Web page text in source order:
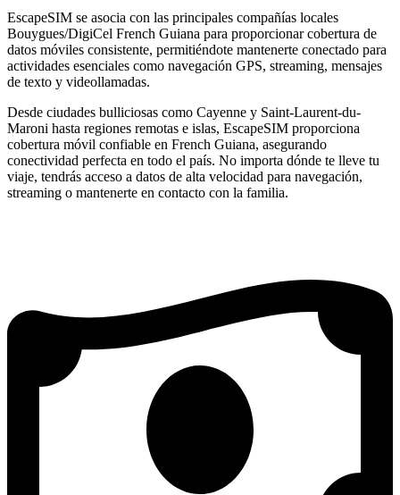
EscapeSIM se asocia con las principales compañías locales
Bouygues/DigiCel French Guiana para proporcionar cobertura de
datos móviles consistente, permitiéndote mantenerte conectado para
actividades esenciales como navegación GPS, streaming, mensajes
de texto y videollamadas.
Desde ciudades bulliciosas como Cayenne y Saint-Laurent-du-
Maroni hasta regiones remotas e islas, EscapeSIM proporciona
cobertura móvil confiable en French Guiana, asegurando
conectividad perfecta en todo el país. No importa dónde te lleve tu
viaje, tendrás acceso a datos de alta velocidad para navegación,
streaming o mantenerte en contacto con la familia.